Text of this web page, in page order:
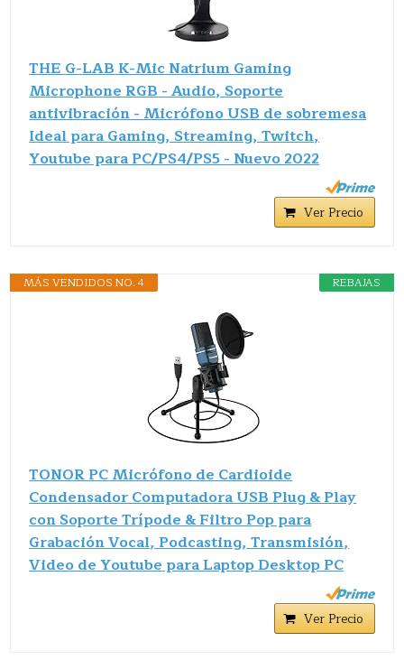
THE G-LAB K-Mic Natrium Gaming
Microphone RGB - Audio, Soporte
antivibración - Micrófono USB de sobremesa
Ideal para Gaming, Streaming, Twitch,
Youtube para PC/PS4/PS5 - Nuevo 2022
Ver Precio
REBAJAS
MÁS VENDIDOS NO. 4
TONOR PC Micrófono de Cardioide
Condensador Computadora USB Plug & Play
con Soporte Trípode & Filtro Pop para
Grabación Vocal, Podcasting, Transmisión,
Video de Youtube para Laptop Desktop PC
Ver Precio